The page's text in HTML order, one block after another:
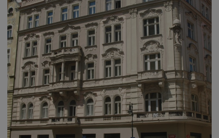
používá k
rozlišení
jedinečných
uživatelů
náhodně
vygenerovaného
čísla jako
identifikátoru
součástí
každého
požadavku na
stránku na webu
a slouží k
výpočtu údajů o
návštěvnících,
relacích a
kampaních pro
analytické
_gat_gtag_UA_16498929_3
.belstav.cz
54
sekund
Tento soubor
cookie je
součástí
Analytics a
používá se k
omezení
požadavků
(rychlost
požadavku
škrticí